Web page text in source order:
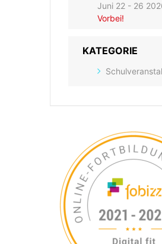
Juni 22 - 26
Vorbei!
KATEGORIE